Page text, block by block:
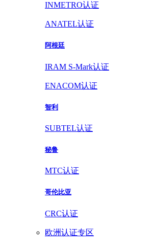
INMETRO认证
ANATEL认证
阿根廷
IRAM S-Mark认证
ENACOM认证
智利
SUBTEL认证
秘鲁
MTC认证
哥伦比亚
CRC认证
欧洲认证专区